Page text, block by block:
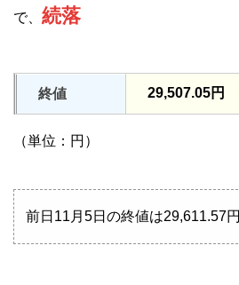
で、 続落
終値 29,507.05円
（単位：円）
前日11月5日の終値は29,611.57円